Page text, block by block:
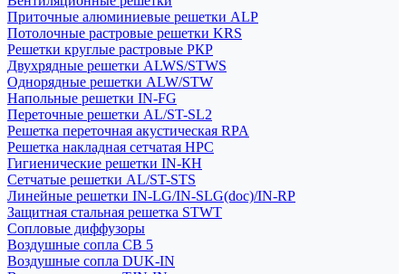
Приточные алюминиевые решетки ALP
Потолочные растровые решетки KRS
Решетки круглые растровые РКР
Двухрядные решетки ALWS/STWS
Однорядные решетки ALW/STW
Напольные решетки IN-FG
Переточные решетки AL/ST-SL2
Решетка переточная акустическая RPA
Решетка накладная сетчатая НРС
Гигиенические решетки IN-КН
Сетчатые решетки AL/ST-STS
Линейные решетки IN-LG/IN-SLG(doc)/IN-RP
Защитная стальная решетка STWT
Сопловые диффузоры
Воздушные сопла СВ 5
Воздушные сопла DUK-IN